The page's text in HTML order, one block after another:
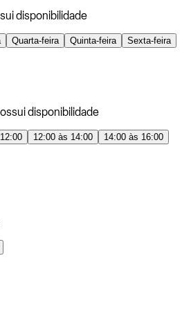
disponibilidade
Quarta-feira Quinta-feira
Sexta-feira
disponibilidade
12:00 às 14:00
14:00 às 16:00